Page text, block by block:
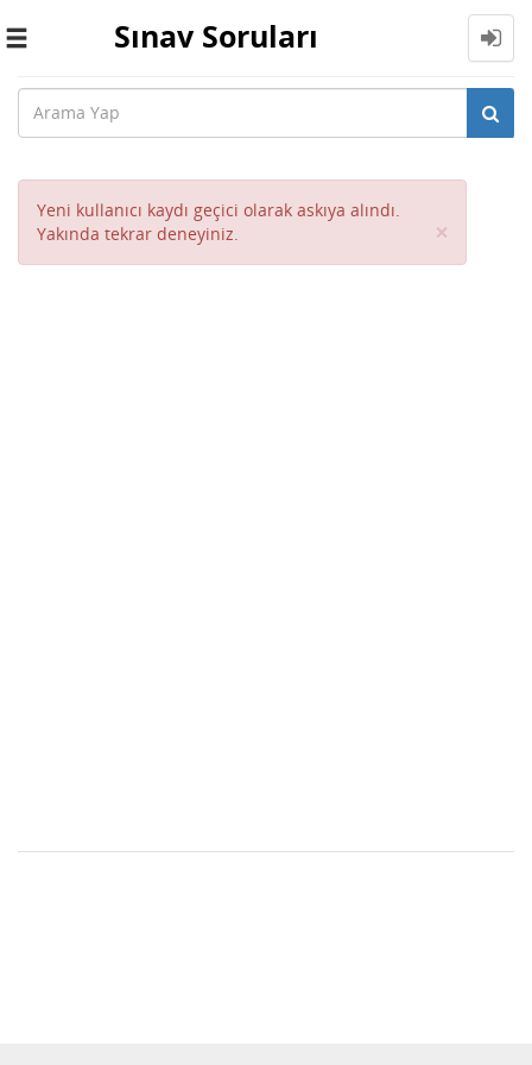
Toggle
Sınav Soruları
Yeni kullanıcı kaydı geçici olarak askıya alındı.
Yakında tekrar deneyiniz.
×